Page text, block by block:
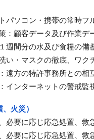
ソコン・携帯の常時フ
：顧客データ及び作業デ
間分の水及び食糧の備
・マスクの徹底、ワク
遠方の特許事務所との相
インターネットの警戒監
火災）
要に応じ応急処置、救
要に応じ応急処置、救